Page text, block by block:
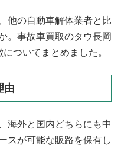
他の自動車解体業者と比
。事故車買取のタウ長岡
ついてまとめました。
由
海外と国内どちらにも中
スが可能な販路を保有し